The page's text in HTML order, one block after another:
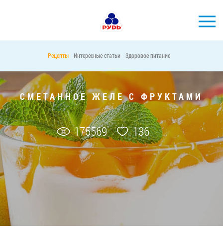
ПРОДУКЦИЯ
КОМПАНИЯ
ПОТРЕБИТЕЛЯМ
АКЦИИ
ПРЕСС-ЦЕНТР
ХОРЕКА
Рецепты Интересные статьи Здоровое питание
СМЕТАННОЕ ЖЕЛЕ С ФРУКТАМИ
175569 136